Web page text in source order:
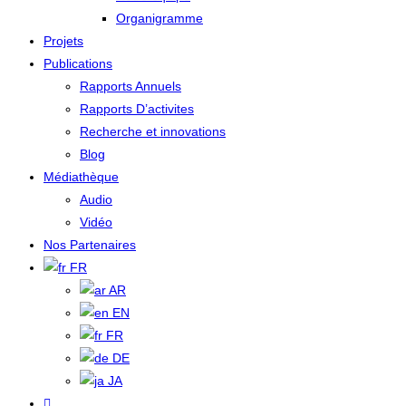
Organigramme
Projets
Publications
Rapports Annuels
Rapports D’activites
Recherche et innovations
Blog
Médiathèque
Audio
Vidéo
Nos Partenaires
FR
AR
EN
FR
DE
JA
Toggle